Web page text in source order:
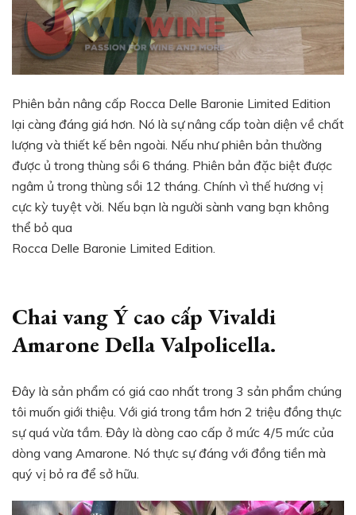
Phiên bản nâng cấp Rocca Delle Baronie Limited Edition
lại càng đáng giá hơn. Nó là sự nâng cấp toàn diện về chất
lượng và thiết kế bên ngoài. Nếu như phiên bản thường
được ủ trong thùng sồi 6 tháng. Phiên bản đặc biệt được
ngâm ủ trong thùng sồi 12 tháng. Chính vì thế hương vị
cực kỳ tuyệt vời. Nếu bạn là người sành vang bạn không
thể bỏ qua
Rocca Delle Baronie Limited Edition.
Chai vang Ý cao cấp Vivaldi
Amarone Della Valpolicella.
Đây là sản phẩm có giá cao nhất trong 3 sản phẩm chúng
tôi muốn giới thiệu. Với giá trong tầm hơn 2 triệu đồng thực
sự quá vừa tầm. Đây là dòng cao cấp ở mức 4/5 mức của
dòng vang Amarone. Nó thực sự đáng với đồng tiền mà
quý vị bỏ ra để sở hữu.